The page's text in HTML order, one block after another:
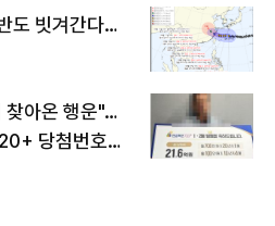
도 빗겨간다…
찾아온 행운"…
당첨번호조